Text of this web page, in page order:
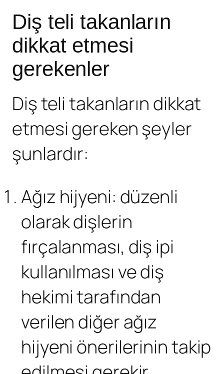
Diş teli takanların
dikkat etmesi
gerekenler
Diş teli takanların dikkat
etmesi gereken şeyler
şunlardır:
Ağız hijyeni: düzenli
olarak dişlerin
fırçalanması, diş ipi
kullanılması ve diş
hekimi tarafından
verilen diğer ağız
hijyeni önerilerinin takip